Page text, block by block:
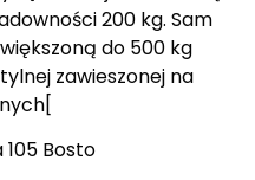
200 kg. Sam
do 500 kg
zawieszonej na
105 Bosto